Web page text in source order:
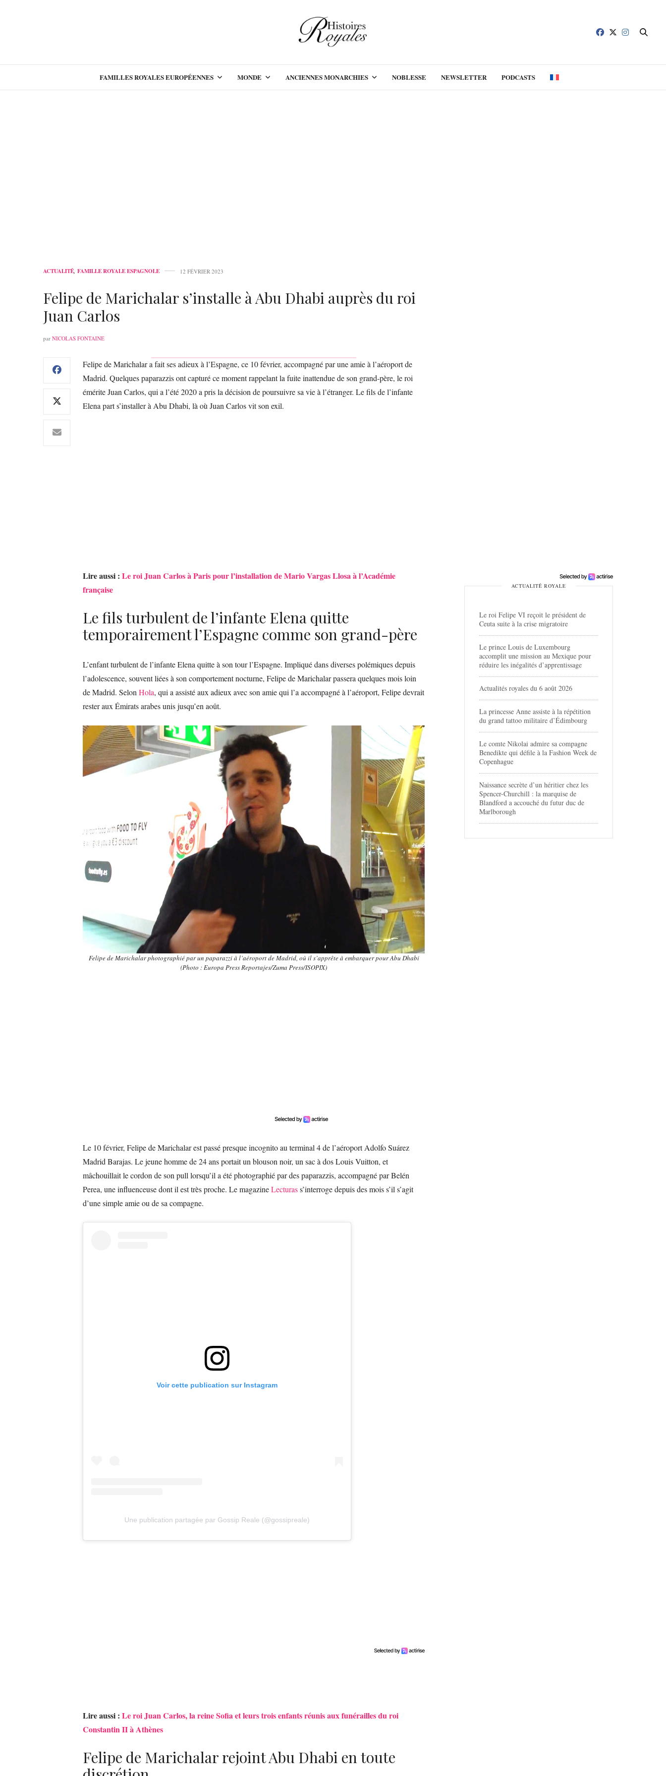
FAMILLES ROYALES EUROPÉENNES MONDE ANCIENNES MONARCHIES NOBLESSE NEWSLETTER PODCASTS
ACTUALITÉ, FAMILLE ROYALE ESPAGNOLE 12 FÉVRIER 2023
Felipe de Marichalar s’installe à Abu Dhabi auprès du roi
Juan Carlos
par NICOLAS FONTAINE
Felipe de Marichalar a fait ses adieux à l’Espagne, ce 10 février, accompagné par une amie à l’aéroport de
Madrid. Quelques paparazzis ont capturé ce moment rappelant la fuite inattendue de son grand-père, le roi
émérite Juan Carlos, qui a l’été 2020 a pris la décision de poursuivre sa vie à l’étranger. Le fils de l’infante
Elena part s’installer à Abu Dhabi, là où Juan Carlos vit son exil.
Lire aussi : Le roi Juan Carlos à Paris pour l’installation de Mario Vargas Llosa à l’Académie
française
Le fils turbulent de l’infante Elena quitte
temporairement l’Espagne comme son grand-père
L’enfant turbulent de l’infante Elena quitte à son tour l’Espagne. Impliqué dans diverses polémiques depuis
l’adolescence, souvent liées à son comportement nocturne, Felipe de Marichalar passera quelques mois loin
de Madrid. Selon Hola, qui a assisté aux adieux avec son amie qui l’a accompagné à l’aéroport, Felipe devrait
rester aux Émirats arabes unis jusqu’en août.
Felipe de Marichalar photographié par un paparazzi à l’aéroport de Madrid, où il s’apprête à embarquer pour Abu Dhabi
(Photo : Europa Press Reportajes/Zuma Press/ISOPIX)
Le 10 février, Felipe de Marichalar est passé presque incognito au terminal 4 de l’aéroport Adolfo Suárez
Madrid Barajas. Le jeune homme de 24 ans portait un blouson noir, un sac à dos Louis Vuitton, et
mâchouillait le cordon de son pull lorsqu’il a été photographié par des paparazzis, accompagné par Belén
Perea, une influenceuse dont il est très proche. Le magazineLecturass’interroge depuis des mois s’il s’agit
d’une simple amie ou de sa compagne.
Voir cette publication sur Instagram
Une publication partagée par Gossip Reale (@gossipreale)
Lire aussi : Le roi Juan Carlos, la reine Sofia et leurs trois enfants réunis aux funérailles du roi
Constantin II à Athènes
Felipe de Marichalar rejoint Abu Dhabi en toute
ACTUALITÉ ROYALE
Le roi Felipe VI reçoit le président de
Ceuta suite à la crise migratoire
Le prince Louis de Luxembourg
accomplit une mission au Mexique pour
réduire les inégalités d’apprentissage
Actualités royales du 6 août 2026
La princesse Anne assiste à la répétition
du grand tattoo militaire d’Édimbourg
Le comte Nikolai admire sa compagne
Benedikte qui défile à la Fashion Week de
Copenhague
Naissance secrète d’un héritier chez les
Spencer-Churchill : la marquise de
Blandford a accouché du futur duc de
Marlborough